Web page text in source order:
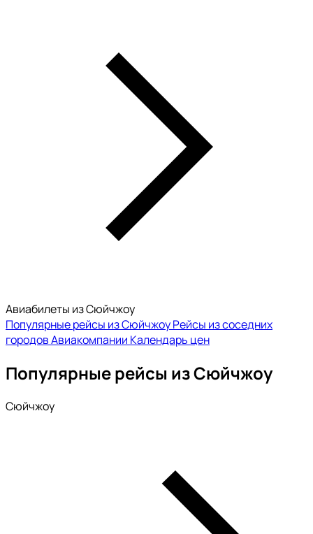
Авиабилеты из Сюйчжоу
Популярные рейсы из СюйчжоуРейсы из соседних
городовАвиакомпании Календарь цен
Популярные рейсы из Сюйчжоу
Сюйчжоу